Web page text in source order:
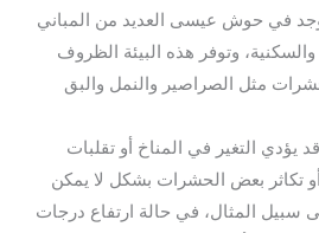
في حوش عيسى العديد من المباني
وتوفر هذه البيئة الظروف
مثل الصراصير والنمل والبق
قد يؤدي التغير في المناخ أو تقلبات
تكاثر بعض الحشرات بشكل لا يمكن
سبيل المثال، في حالة ارتفاع درجات